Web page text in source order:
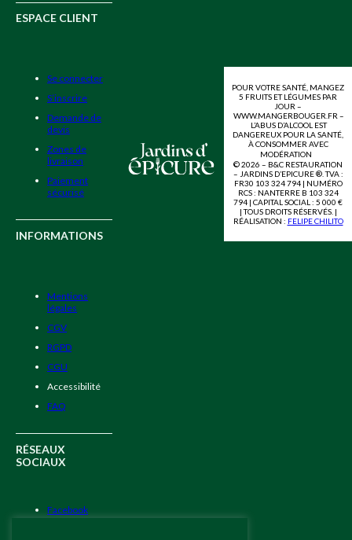
ESPACE CLIENT
Se connecter
S’inscrire
Demande de
devis
Zones de
livraison
Paiement
sécurisé
INFORMATIONS
Mentions
légales
CGV
RGPD
CGU
Accessibilité
FAQ
RÉSEAUX
SOCIAUX
Facebook
POUR VOTRE SANTÉ, MANGEZ
5 FRUITS ET LÉGUMES PAR
JOUR –
WWW.MANGERBOUGER.FR –
L’ABUS D’ALCOOL EST
DANGEREUX POUR LA SANTÉ,
À CONSOMMER AVEC
MODÉRATION
© 2026 – B&C RESTAURATION
– JARDINS D’EPICURE ®. TVA :
FR30 103 324 794 | NUMÉRO
RCS : NANTERRE B 103 324
794 | CAPITAL SOCIAL : 5 000 €
| TOUS DROITS RÉSERVÉS. |
RÉALISATION : FELIPE CHILITO